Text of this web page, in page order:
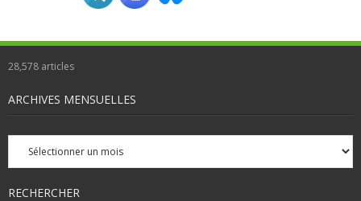
28,578 articles
ARCHIVES MENSUELLES
Archives
mensuelles
RECHERCHER